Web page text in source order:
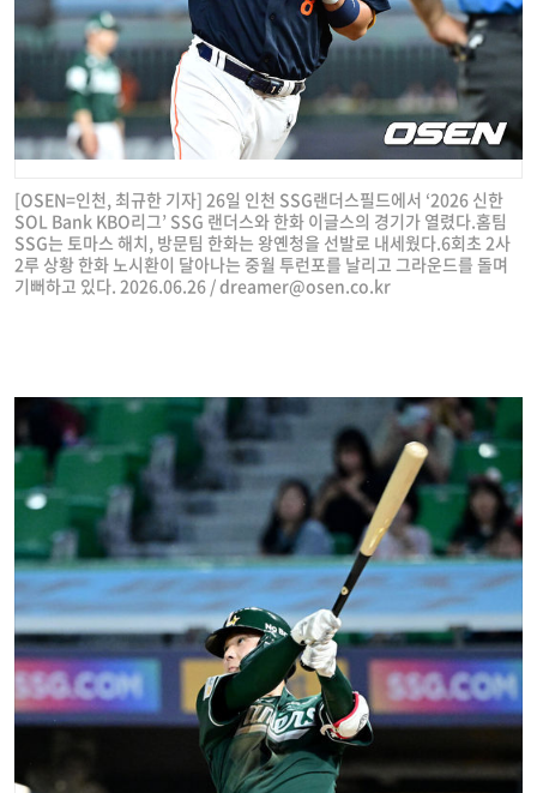
[OSEN=인천, 최규한 기자] 26일 인천 SSG랜더스필드에서 ‘2026 신한
SOL Bank KBO리그’ SSG 랜더스와 한화 이글스의 경기가 열렸다.홈팀
SSG는 토마스 해치, 방문팀 한화는 왕옌청을 선발로 내세웠다.6회초 2사
2루 상황 한화 노시환이 달아나는 중월 투런포를 날리고 그라운드를 돌며
기뻐하고 있다. 2026.06.26 /dreamer@osen.co.kr